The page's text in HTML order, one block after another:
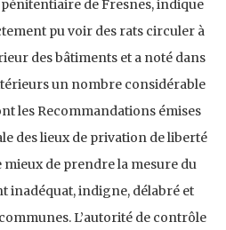
de Fresnes, indique
pu voir des rats circuler à
des bâtiments et a noté dans
un nombre considérable
les Recommandations émises
des lieux de privation de liberté
de prendre la mesure du
inadéquat, indigne, délabré et
L’autorité de contrôle